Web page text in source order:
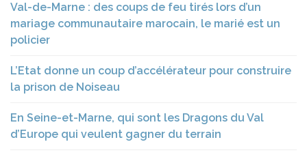
Val-de-Marne : des coups de feu tirés lors d’un
mariage communautaire marocain, le marié est un
policier
L’Etat donne un coup d’accélérateur pour construire
la prison de Noiseau
En Seine-et-Marne, qui sont les Dragons du Val
d’Europe qui veulent gagner du terrain